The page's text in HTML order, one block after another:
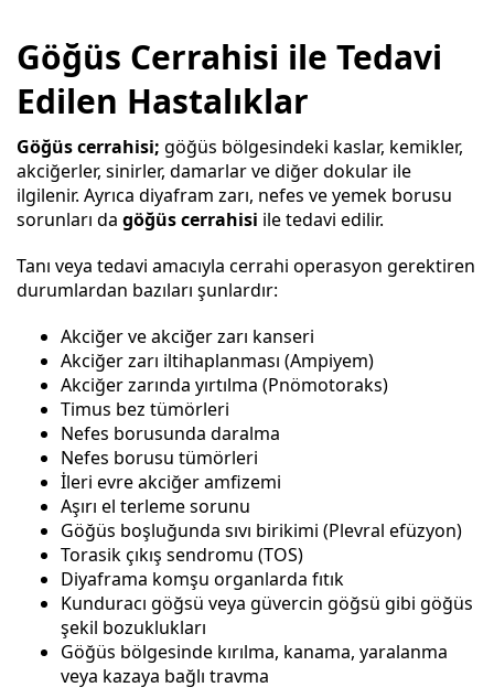
Göğüs Cerrahisi ile Tedavi
Edilen Hastalıklar
Göğüs cerrahisi; göğüs bölgesindeki kaslar, kemikler,
akciğerler, sinirler, damarlar ve diğer dokular ile
ilgilenir. Ayrıca diyafram zarı, nefes ve yemek borusu
sorunları da göğüs cerrahisi ile tedavi edilir.
Tanı veya tedavi amacıyla cerrahi operasyon gerektiren
durumlardan bazıları şunlardır:
Akciğer ve akciğer zarı kanseri
Akciğer zarı iltihaplanması (Ampiyem)
Akciğer zarında yırtılma (Pnömotoraks)
Timus bez tümörleri
Nefes borusunda daralma
Nefes borusu tümörleri
İleri evre akciğer amfizemi
Aşırı el terleme sorunu
Göğüs boşluğunda sıvı birikimi (Plevral efüzyon)
Torasik çıkış sendromu (TOS)
Diyaframa komşu organlarda fıtık
Kunduracı göğsü veya güvercin göğsü gibi göğüs
şekil bozuklukları
Göğüs bölgesinde kırılma, kanama, yaralanma
veya kazaya bağlı travma